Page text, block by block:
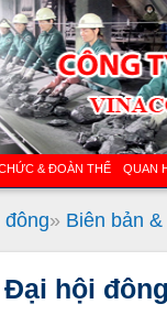
& ĐOÀN THỂ QUAN
đông» Biên bản
hội